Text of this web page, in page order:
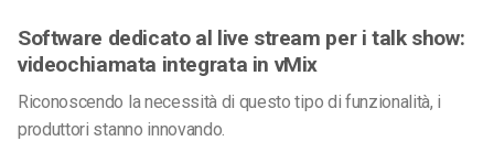
Software dedicato al live stream per i talk show:
videochiamata integrata in vMix
Riconoscendo la necessità di questo tipo di funzionalità, i
produttori stanno innovando.